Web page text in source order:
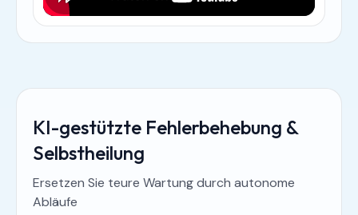
KI-gestützte Fehlerbehebung &
Selbstheilung
Ersetzen Sie teure Wartung durch autonome
Abläufe